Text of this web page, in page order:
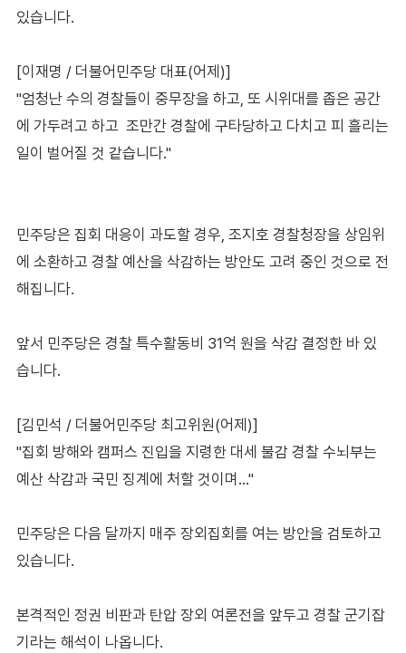
있습니다.
[이재명 / 더불어민주당 대표(어제)]
"엄청난 수의 경찰들이 중무장을 하고, 또 시위대를 좁은 공간
에 가두려고 하고 조만간 경찰에 구타당하고 다치고 피 흘리는
일이 벌어질 것 같습니다."
민주당은 집회 대응이 과도할 경우, 조지호 경찰청장을 상임위
에 소환하고 경찰 예산을 삭감하는 방안도 고려 중인 것으로 전
해집니다.
앞서 민주당은 경찰 특수활동비 31억 원을 삭감 결정한 바 있
습니다.
[김민석 / 더불어민주당 최고위원(어제)]
"집회 방해와 캠퍼스 진입을 지령한 대세 불감 경찰 수뇌부는
예산 삭감과 국민 징계에 처할 것이며…"
민주당은 다음 달까지 매주 장외집회를 여는 방안을 검토하고
있습니다.
본격적인 정권 비판과 탄압 장외 여론전을 앞두고 경찰 군기잡
기라는 해석이 나옵니다.